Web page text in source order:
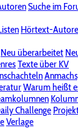
Suche im
Hörtext-
Neu überarbeitet
Texte über KV
Warum heißt
Challenge
Verlage
Bereich "Literatur &
Spenderliste